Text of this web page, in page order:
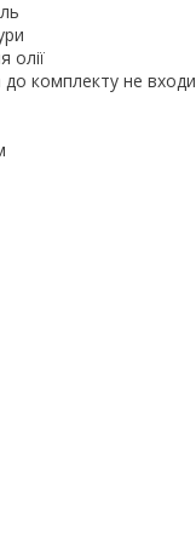
олії
до комплекту не